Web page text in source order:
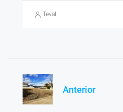
Teval
Anterior